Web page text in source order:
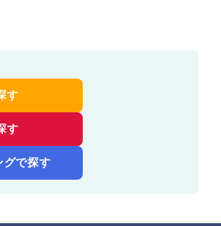
す
す
で探す